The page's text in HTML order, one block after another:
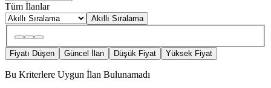
Tüm İlanlar
Akıllı Sıralama
Fiyatı Düşen Güncel İlan Düşük Fiyat Yüksek Fiyat
Bu Kriterlere Uygun İlan Bulunamadı